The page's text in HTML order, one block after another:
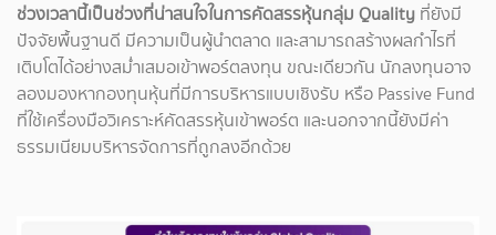
ช่วงเวลานี้เป็นช่วงที่น่าสนใจในการคัดสรรหุ้นกลุ่ม Quality ที่ยังมี
ปัจจัยพื้นฐานดี มีความเป็นผู้นำตลาด และสามารถสร้างผลกำไรที่
เติบโตได้อย่างสม่ำเสมอเข้าพอร์ตลงทุน ขณะเดียวกัน นักลงทุนอาจ
ลองมองหากองทุนหุ้นที่มีการบริหารแบบเชิงรับ หรือ Passive Fund
ที่ใช้เครื่องมือวิเคราะห์คัดสรรหุ้นเข้าพอร์ต และนอกจากนี้ยังมีค่า
ธรรมเนียมบริหารจัดการที่ถูกลงอีกด้วย